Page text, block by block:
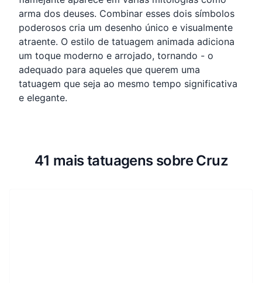
arma dos deuses. Combinar esses dois símbolos
poderosos cria um desenho único e visualmente
atraente. O estilo de tatuagem animada adiciona
um toque moderno e arrojado, tornando - o
adequado para aqueles que querem uma
tatuagem que seja ao mesmo tempo significativa
e elegante.
41 mais tatuagens sobre Cruz